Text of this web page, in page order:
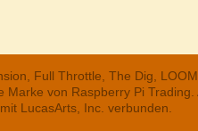
Full Throttle, The Dig,
Marke von Raspberry Pi
LucasArts, Inc. verbunden.